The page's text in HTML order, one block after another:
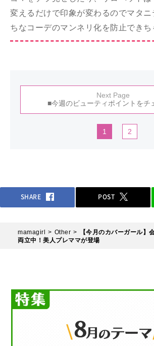
変えるだけで印象が変わるのでマタ
ちなコーデのマンネリ化を防止できち
Next Page
■今週のビューティポイントをチ
1 2
SHARE POST
mamagirl Other
【今月のカバーガール】
両立中！美人プレママが登場